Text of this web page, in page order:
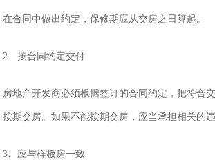
在合同中做出约定，保修期应从交房之日算起。
2、按合同约定交付
房地产开发商必须根据签订的合同约定，把符合
按期交房。如果不能按期交房，应当承担相关的违
3、应与样板房一致